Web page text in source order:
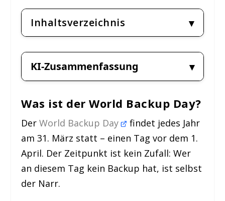
Inhaltsverzeichnis
KI-Zusammenfassung
Was ist der World Backup Day?
DerWorld Backup Day
findet jedes Jahr
am 31. März statt – einen Tag vor dem 1.
April. Der Zeitpunkt ist kein Zufall: Wer
an diesem Tag kein Backup hat, ist selbst
der Narr.